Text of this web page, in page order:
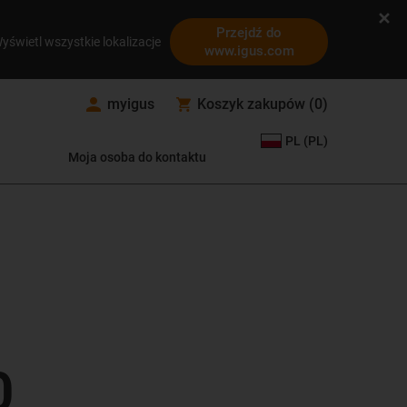
wszystkie lokalizacje
Przejdź do
www.igus.com
myigus Koszyk zakupów (0)
Moja osoba do kontaktu
PL (PL)